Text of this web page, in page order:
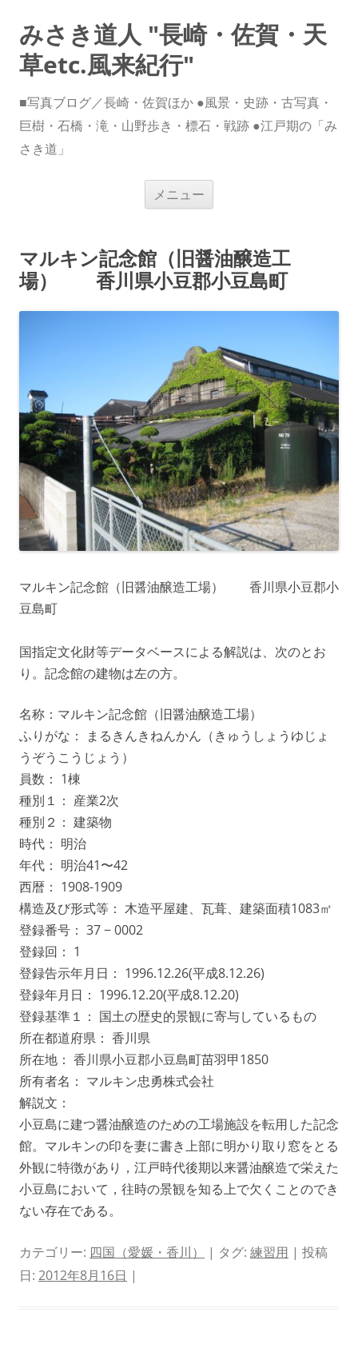
みさき道人 "長崎・佐賀・天
草etc.風来紀行"
■写真ブログ／長崎・佐賀ほか ●風景・史跡・古写真・
巨樹・石橋・滝・山野歩き・標石・戦跡 ●江戸期の「み
さき道」
メニュー
ス
キ
ッ
プ
マルキン記念館（旧醤油醸造工
場） 香川県小豆郡小豆島町
マルキン記念館（旧醤油醸造工場） 香川県小豆郡小
豆島町
国指定文化財等データベースによる解説は、次のとお
り。記念館の建物は左の方。
名称：マルキン記念館（旧醤油醸造工場）
ふりがな： まるきんきねんかん（きゅうしょうゆじょ
うぞうこうじょう）
員数： 1棟
種別１： 産業2次
種別２： 建築物
時代： 明治
年代： 明治41〜42
西暦： 1908-1909
構造及び形式等： 木造平屋建、瓦葺、建築面積1083㎡
登録番号： 37 − 0002
登録回： 1
登録告示年月日： 1996.12.26(平成8.12.26)
登録年月日： 1996.12.20(平成8.12.20)
登録基準１： 国土の歴史的景観に寄与しているもの
所在都道府県： 香川県
所在地： 香川県小豆郡小豆島町苗羽甲1850
所有者名： マルキン忠勇株式会社
解説文：
小豆島に建つ醤油醸造のための工場施設を転用した記念
館。マルキンの印を妻に書き上部に明かり取り窓をとる
外観に特徴があり，江戸時代後期以来醤油醸造で栄えた
小豆島において，往時の景観を知る上で欠くことのでき
ない存在である。
カテゴリー: 四国（愛媛・香川） | タグ: 練習用 | 投稿
日: 2012年8月16日 |